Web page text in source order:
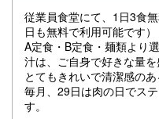
従業員食堂にて、1日3食
日も無料で利用可能です）
A定食・B定食・麺類より
汁は、ご自身で好きな量を
とてもきれいで清潔感のあ
毎月、29日は肉の日でス
す。